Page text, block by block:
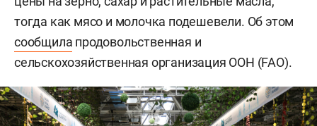
тогда как мясо и молочка подешевели. Об этом
сообщила продовольственная и
сельскохозяйственная организация ООН (FAO).